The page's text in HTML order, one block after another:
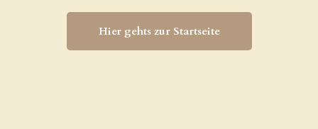
Hier gehts zur Startseite